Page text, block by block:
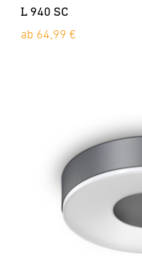
L 940 SC
ab 64,99 €